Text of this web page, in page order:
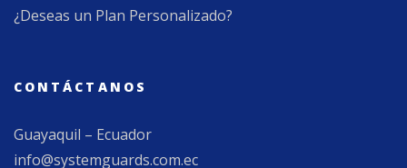
¿Deseas un Plan Personalizado?
CONTÁCTANOS
Guayaquil – Ecuador
info@systemguards.com.ec